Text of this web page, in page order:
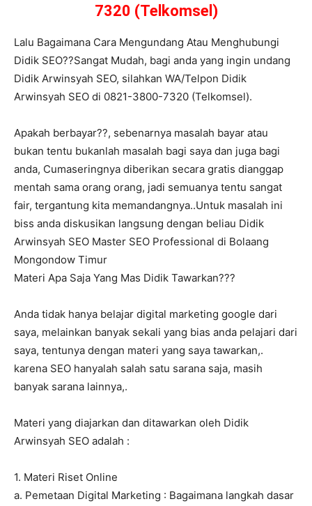
7320 (Telkomsel)
Lalu Bagaimana Cara Mengundang Atau Menghubungi
Didik SEO??Sangat Mudah, bagi anda yang ingin undang
Didik Arwinsyah SEO, silahkan WA/Telpon Didik
Arwinsyah SEO di 0821-3800-7320 (Telkomsel).
Apakah berbayar??, sebenarnya masalah bayar atau
bukan tentu bukanlah masalah bagi saya dan juga bagi
anda, Cumaseringnya diberikan secara gratis dianggap
mentah sama orang orang, jadi semuanya tentu sangat
fair, tergantung kita memandangnya..Untuk masalah ini
biss anda diskusikan langsung dengan beliau Didik
Arwinsyah SEO Master SEO Professional di Bolaang
Mongondow Timur
Materi Apa Saja Yang Mas Didik Tawarkan???
Anda tidak hanya belajar digital marketing google dari
saya, melainkan banyak sekali yang bias anda pelajari dari
saya, tentunya dengan materi yang saya tawarkan,.
karena SEO hanyalah salah satu sarana saja, masih
banyak sarana lainnya,.
Materi yang diajarkan dan ditawarkan oleh Didik
Arwinsyah SEO adalah :
1. Materi Riset Online
a. Pemetaan Digital Marketing : Bagaimana langkah dasar